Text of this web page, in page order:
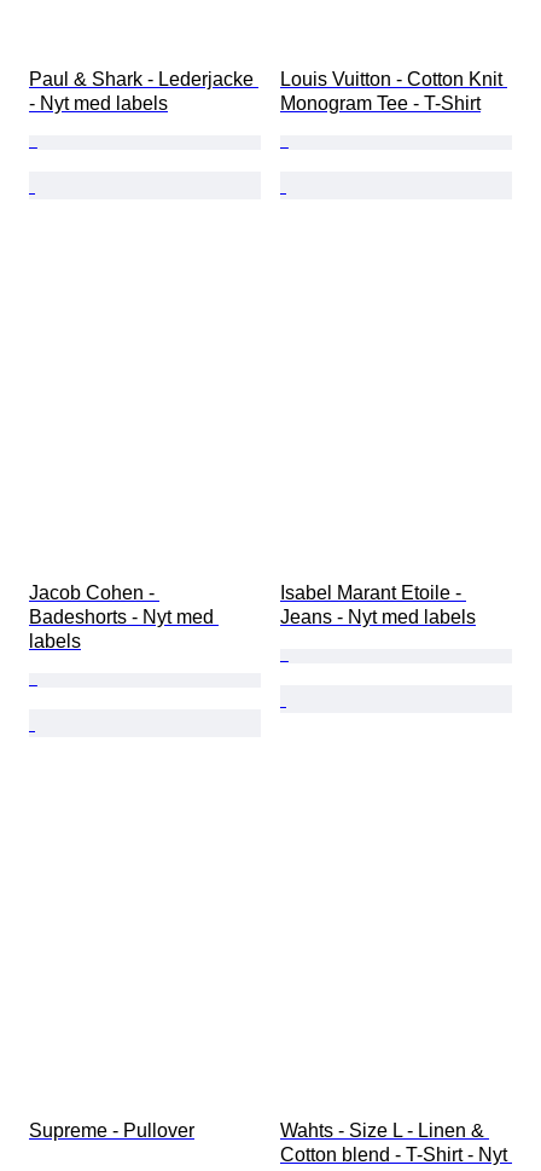
Paul & Shark - Lederjacke
- Nyt med labels
Louis Vuitton - Cotton Knit
Monogram Tee - T-Shirt
Jacob Cohen -
Badeshorts - Nyt med
labels
Isabel Marant Etoile -
Jeans - Nyt med labels
Supreme - Pullover
Wahts - Size L - Linen &
Cotton blend - T-Shirt - Nyt